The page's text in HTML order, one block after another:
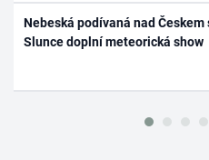
Nebeská podívaná nad
Slunce doplní meteorická show